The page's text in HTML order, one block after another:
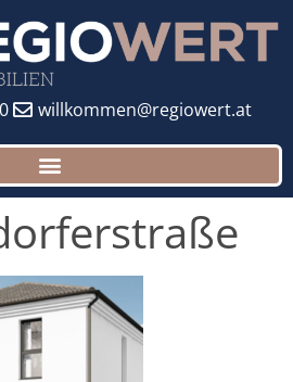
willkommen@regiowert.at